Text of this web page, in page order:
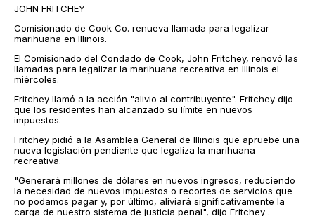
JOHN FRITCHEY
Comisionado de Cook Co. renueva llamada para legalizar
marihuana en Illinois.
El Comisionado del Condado de Cook, John Fritchey, renovó las
llamadas para legalizar la marihuana recreativa en Illinois el
miércoles.
Fritchey llamó a la acción "alivio al contribuyente". Fritchey dijo
que los residentes han alcanzado su límite en nuevos
impuestos.
Fritchey pidió a la Asamblea General de Illinois que apruebe una
nueva legislación pendiente que legaliza la marihuana
recreativa.
"Generará millones de dólares en nuevos ingresos, reduciendo
la necesidad de nuevos impuestos o recortes de servicios que
no podamos pagar y, por último, aliviará significativamente la
carga de nuestro sistema de justicia penal", dijo Fritchey .